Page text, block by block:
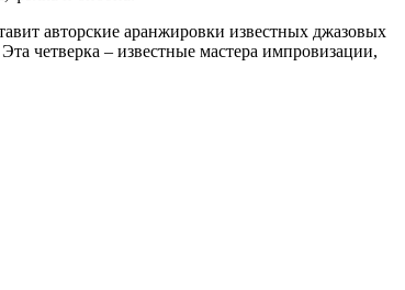
авторские аранжировки известных джазовых
Эта четверка – известные мастера импровизации,